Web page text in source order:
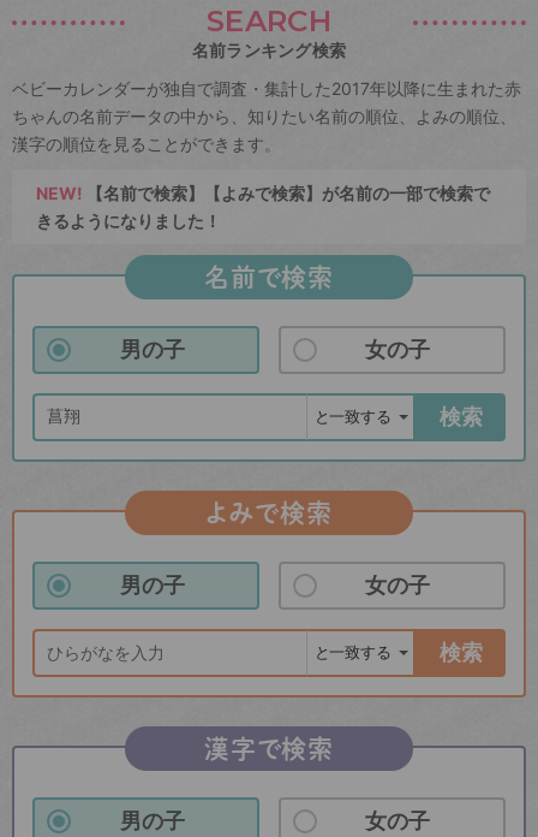
SEARCH
名前ランキング検索
ベビーカレンダーが独自で調査・集計した2017年以降に生まれた赤
ちゃんの名前データの中から、知りたい名前の順位、よみの順位、
漢字の順位を見ることができます。
NEW! 【名前で検索】【よみで検索】が名前の一部で検索で
きるようになりました！
名前で検索
男の子 女の子
検索
よみで検索
男の子 女の子
検索
漢字で検索
男の子 女の子